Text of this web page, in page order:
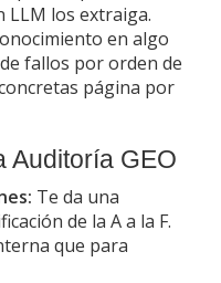
LLM los extraiga.
en algo
fallos por orden de
página por
Auditoría GEO
Te da una
de la A a la F.
que para